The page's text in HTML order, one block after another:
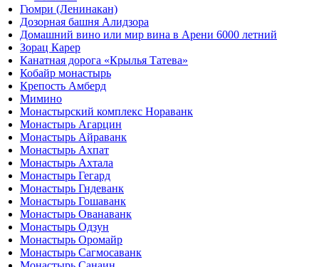
Гюмри (Ленинакан)
Дозорная башня Алидзора
Домашний вино или мир вина в Арени 6000 летний
Зорац Карер
Канатная дорога «Крылья Татева»
Кобайр монастырь
Крепость Амберд
Мимино
Монастырский комплекс Нораванк
Монастырь Агарцин
Монастырь Айраванк
Монастырь Ахпат
Монастырь Ахтала
Монастырь Гегард
Монастырь Гндеванк
Монастырь Гошаванк
Монастырь Ованаванк
Монастырь Одзун
Монастырь Оромайр
Монастырь Сагмосаванк